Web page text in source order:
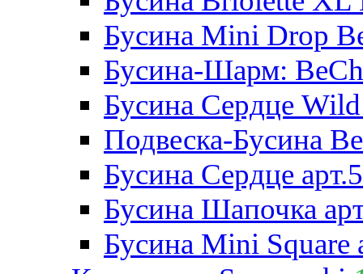
Бусина Mini Drop
Бусина-Шарм:
Бусина Сердце
Подвеска-Бусина
Бусина Сердце
Бусина Шапочка
Бусина Mini Square